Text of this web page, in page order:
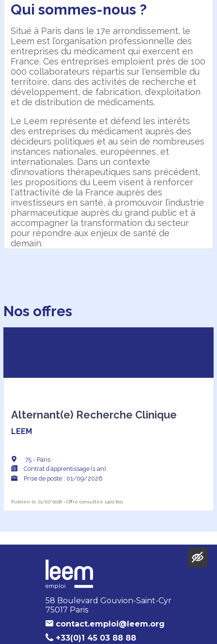
Qui sommes-nous ?
Situé à Paris dans le 17e arrondissement, le
Leem est l’organisation professionnelle des
entreprises du médicament qui exercent en
France. Ces entreprises emploient près de 100
000 collaborateurs répartis sur l'ensemble du
territoire, dans des activités de recherche et
développement, de fabrication, d'exploitation
et de distribution de médicaments.
Le Leem représente et défend les intérêts
des entreprises du médicament auprès des
décideurs politiques et au sein de nombreuses
instances nationales, européennes, et
internationales. Dans un contexte
d’innovations thérapeutiques sans précédent,
les propositions du Leem visent à renforcer
l'attractivité de la France auprès des
investisseurs en santé, à promouvoir l’industrie
pharmaceutique auprès du grand public et à
accompagner la transformation du secteur
pour répondre aux enjeux de santé de
demain.
Nos offres
Alternant(e) Recherche Clinique
LEEM
75 - Paris
Contrat d’apprentissage (1 an)
Prise de poste : 01/09/2026
Publiée le 21/07/2026 • Offre consultée 1402 fois
58 Boulevard Gouvion-Saint-Cyr
75017 Paris
contact.emploi@leem.org
+33(0)1 45 03 88 88